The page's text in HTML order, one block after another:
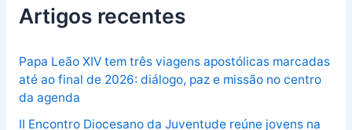
Artigos recentes
Papa Leão XIV tem três viagens apostólicas marcadas
até ao final de 2026: diálogo, paz e missão no centro
da agenda
II Encontro Diocesano da Juventude reúne jovens na